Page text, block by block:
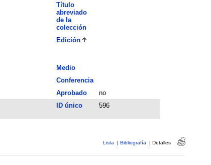
Título
abreviado
de la
colección
Edición
Medio
Conferencia
Aprobado
no
ID único 596
Lista | Bibliografía | Detalles